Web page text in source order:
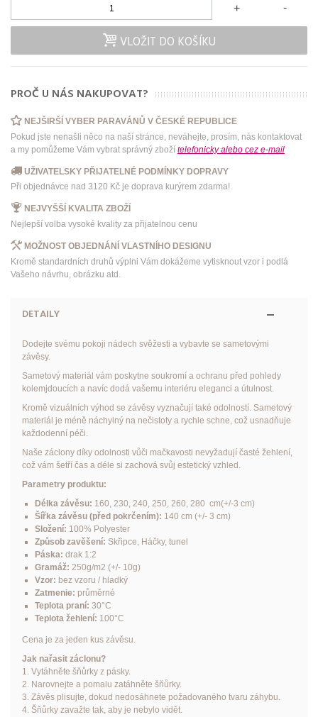
-
+
VLOŽIT DO KOŠÍKU
PROČ U NÁS NAKUPOVAT?
NEJŠIRŠÍ VYBER PARAVÁNŮ V ČESKÉ REPUBLICE
Pokud jste nenašli něco na naší stránce, neváhejte, prosím, nás kontaktovat
a my pomůžeme Vám vybrat správný zboží telefonicky alebo cez e-mail
UŽIVATELSKY PŘIJATELNÉ PODMÍNKY DOPRAVY
Při objednávce nad 3120 Kč je doprava kurýrem zdarma!
NEJVYŠŠÍ KVALITA ZBOŽÍ
Nejlepší volba vysoké kvality za přijatelnou cenu
MOŽNOST OBJEDNÁNÍ VLASTNÍHO DESIGNU
Kromě standardních druhů výplni Vám dokážeme vytisknout vzor i podlá
Vašeho návrhu, obrázku atd.
DETAILY
Dodejte svému pokoji nádech svěžesti a vybavte se sametovými
závěsy.
Sametový materiál vám poskytne soukromí a ochranu před pohledy
kolemjdoucích a navíc dodá vašemu interiéru eleganci a útulnost.
Kromě vizuálních výhod se závěsy vyznačují také odolností. Sametový
materiál je méně náchylný na nečistoty a rychle schne, což usnadňuje
každodenní péči.
Naše záclony díky odolnosti vůči mačkavosti nevyžadují časté žehlení,
což vám šetří čas a déle si zachová svůj estetický vzhled.
Parametry produktu:
Délka závěsu: 160, 230, 240, 250, 260, 280 cm(+/-3 cm)
Šířka závěsu (před pokrčením): 140 cm (+/- 3 cm)
Složení: 100% Polyester
Způsob zavěšení: Skřipce, Háčky, tunel
Páska: drak 1:2
Gramáž: 250g/m2 (+/- 10g)
Vzor: bez vzoru / hladký
Zatmenie: průměrné
Teplota praní: 30°C
Teplota žehlení: 100°C
Cena je za jeden kus závěsu.
Jak nařasit záclonu?
1. Vytáhněte šňůrky z pásky.
2. Narovnejte a pomalu zatáhněte šňůrky.
3. Závěs plisujte, dokud nedosáhnete požadovaného tvaru záhybu.
4. Šňůrky zavažte tak, aby je nebylo vidět.